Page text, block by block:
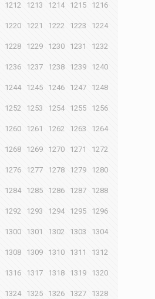
1212 1213 1214 1215 1216
1220 1221 1222 1223 1224
1228 1229 1230 1231 1232
1236 1237 1238 1239 1240
1244 1245 1246 1247 1248
1252 1253 1254 1255 1256
1260 1261 1262 1263 1264
1268 1269 1270 1271 1272
1276 1277 1278 1279 1280
1284 1285 1286 1287 1288
1292 1293 1294 1295 1296
1300 1301 1302 1303 1304
1308 1309 1310 1311 1312
1316 1317 1318 1319 1320
1324 1325 1326 1327 1328